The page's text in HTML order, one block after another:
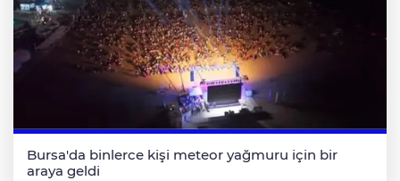
Bursa'da binlerce kişi meteor yağmuru için bir
araya geldi